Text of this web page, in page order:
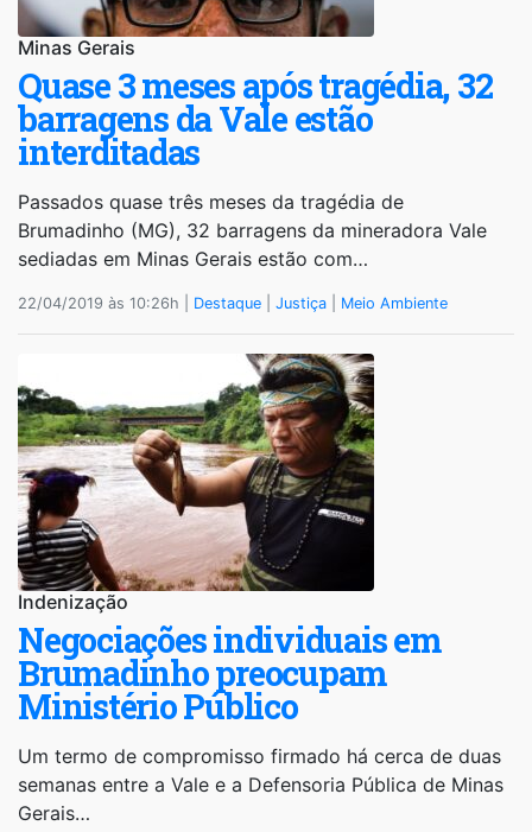
Minas Gerais
Quase 3 meses após tragédia, 32
barragens da Vale estão
interditadas
Passados quase três meses da tragédia de
Brumadinho (MG), 32 barragens da mineradora Vale
sediadas em Minas Gerais estão com…
22/04/2019 às 10:26h | Destaque Justiça Meio Ambiente
Indenização
Negociações individuais em
Brumadinho preocupam
Ministério Público
Um termo de compromisso firmado há cerca de duas
semanas entre a Vale e a Defensoria Pública de Minas
Gerais…